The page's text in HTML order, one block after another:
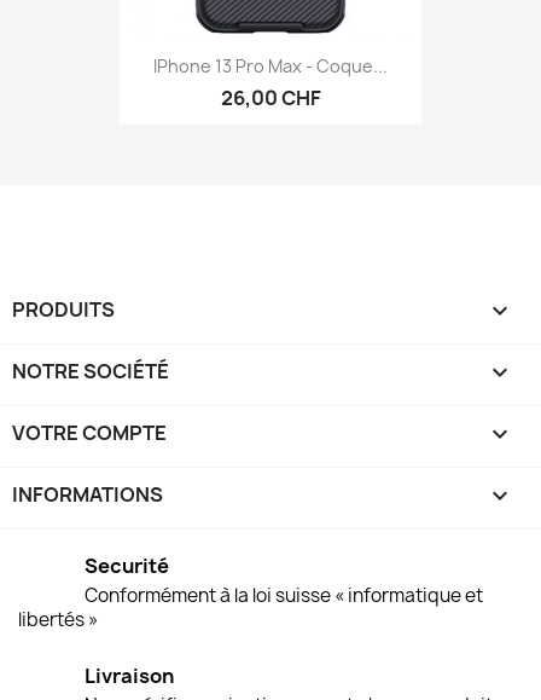
IPhone 13 Pro Max - Coque...
26,00 CHF
PRODUITS 
NOTRE SOCIÉTÉ 
VOTRE COMPTE 
INFORMATIONS keyboard_arrow_down
Securité
Conformément à la loi suisse « informatique et
libertés »
Livraison